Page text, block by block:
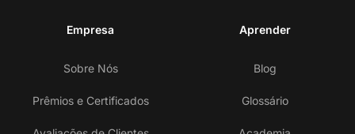
Empresa
Sobre Nós
Prêmios e Certificados
Aprender
Blog
Glossário